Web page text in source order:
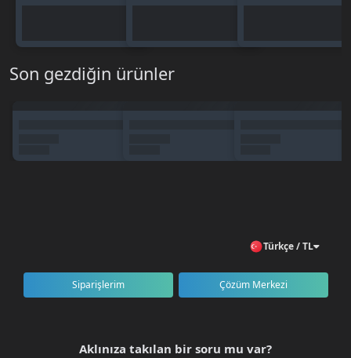
📢 Resmi satıcı güvencesi
💬 Canlı destek
Sipariş Nasıl Verilir?
Son gezdiğin ürünler
Türkçe / TL
Siparişlerim Çözüm Merkezi
Aklınıza takılan bir soru mu var?